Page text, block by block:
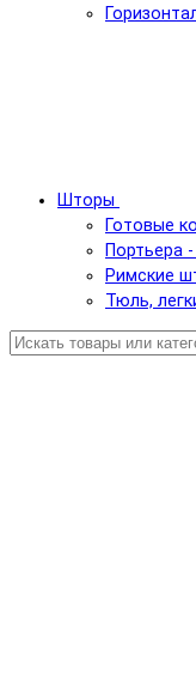
Шторы
Готовые
Портьера
Римские
Тюль,